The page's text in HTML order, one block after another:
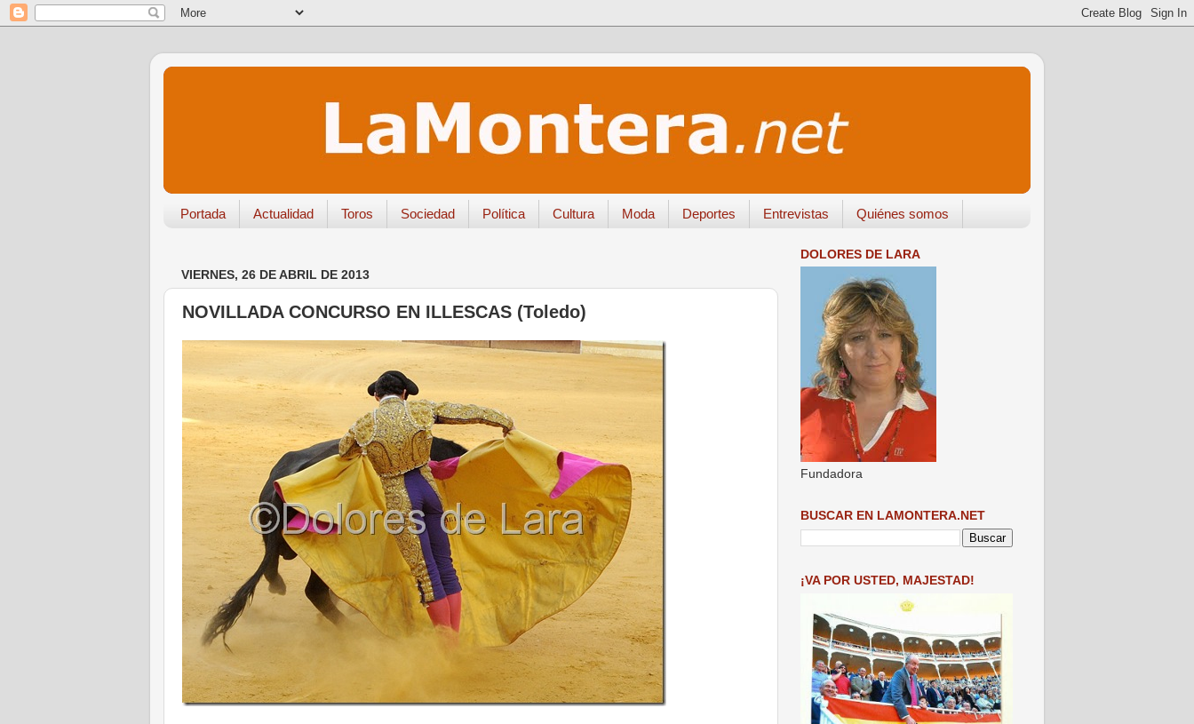
Portada Actualidad Toros Sociedad Política Cultura Moda Deportes Entrevistas Quiénes somos
VIERNES, 26 DE ABRIL DE 2013
NOVILLADA CONCURSO EN ILLESCAS (Toledo)
DOLORES DE LARA
Fundadora
BUSCAR EN LAMONTERA.NET
¡VA POR USTED, MAJESTAD!